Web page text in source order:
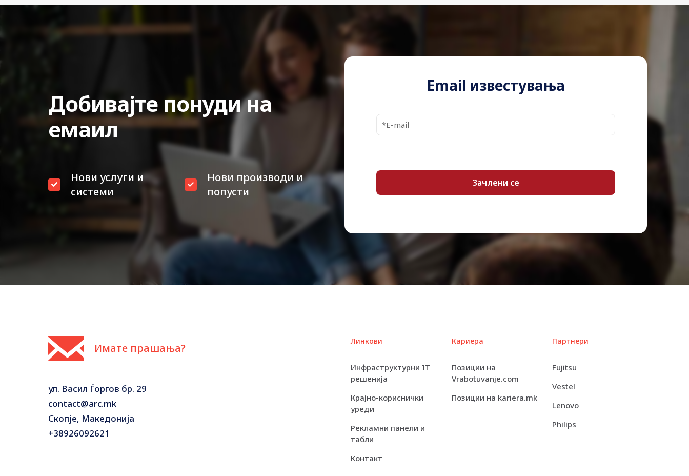
Добивајте понуди на
емаил
Нови услуги и
системи
Нови производи и
попусти
Email известувања
Имате прашања?
ул. Васил Ѓоргов бр. 29
contact@arc.mk
Скопје, Македонија
+38926092621
Линкови
Инфраструктурни IT
решенија
Крајно-кориснички
уреди
Рекламни панели и
табли
Контакт
Кариера
Позиции на
Vrabotuvanje.com
Позиции на kariera.mk
Партнери
Fujitsu
Vestel
Lenovo
Philips